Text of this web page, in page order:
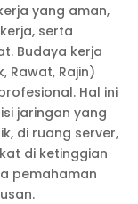
yang aman,
serta
Budaya kerja
Rawat, Rajin)
Hal ini
jaringan yang
di ruang server,
di ketinggian
pemahaman